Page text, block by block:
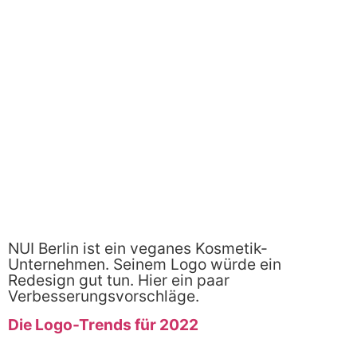
NUI Berlin ist ein veganes Kosmetik-
Unternehmen. Seinem Logo würde ein
Redesign gut tun. Hier ein paar
Verbesserungsvorschläge.
Die Logo-Trends für 2022